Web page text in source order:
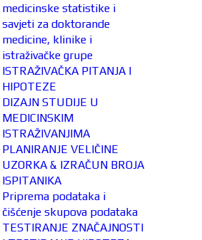
medicinske statistike i
savjeti za doktorande
medicine, klinike i
istraživačke grupe
ISTRAŽIVAČKA PITANJA I
HIPOTEZE
DIZAJN STUDIJE U
MEDICINSKIM
ISTRAŽIVANJIMA
PLANIRANJE VELIČINE
UZORKA & IZRAČUN BROJA
ISPITANIKA
Priprema podataka i
čišćenje skupova podataka
TESTIRANJE ZNAČAJNOSTI